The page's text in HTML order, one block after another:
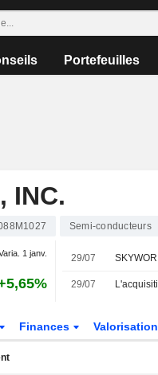
Portefeuilles
INC.
Semi-conducteurs
1 janv. 29/07
29/07
Finances Valorisation